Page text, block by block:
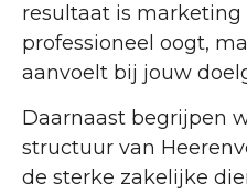
resultaat is marketing
professioneel oogt,
aanvoelt bij jouw
Daarnaast begrijpen
structuur van
de sterke zakelijke